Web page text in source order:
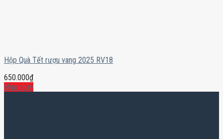
Hộp Quà Tết rượu vang 2025 RV18
650.000₫
Mua ngay